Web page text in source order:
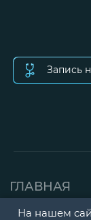
ГЛАВНАЯ
Запись
На нашем